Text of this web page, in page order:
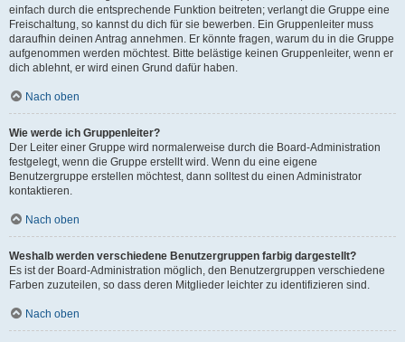
einfach durch die entsprechende Funktion beitreten; verlangt die Gruppe eine
Freischaltung, so kannst du dich für sie bewerben. Ein Gruppenleiter muss
daraufhin deinen Antrag annehmen. Er könnte fragen, warum du in die Gruppe
aufgenommen werden möchtest. Bitte belästige keinen Gruppenleiter, wenn er
dich ablehnt, er wird einen Grund dafür haben.
Nach oben
Wie werde ich Gruppenleiter?
Der Leiter einer Gruppe wird normalerweise durch die Board-Administration
festgelegt, wenn die Gruppe erstellt wird. Wenn du eine eigene
Benutzergruppe erstellen möchtest, dann solltest du einen Administrator
kontaktieren.
Nach oben
Weshalb werden verschiedene Benutzergruppen farbig dargestellt?
Es ist der Board-Administration möglich, den Benutzergruppen verschiedene
Farben zuzuteilen, so dass deren Mitglieder leichter zu identifizieren sind.
Nach oben